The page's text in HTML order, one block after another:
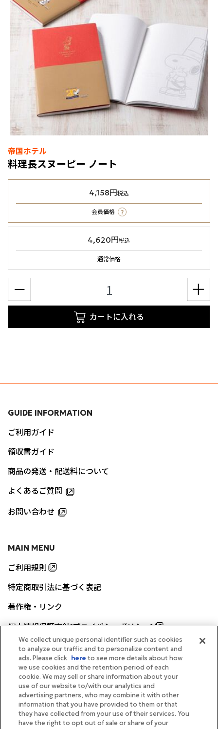
帝国ホテル
料理長スヌーピー ノート
4,158円税込
会員価格 ?
4,620円税込
通常価格
カートに入れる
MAIN MENU
ご利用規則
特定商取引法に基づく表記
著作権・リンク
個人情報保護方針[プライバシーポリシー]
GUIDE INFORMATION
ご利用ガイド
領収書ガイド
商品の発送・配送料について
よくあるご質問
お問い合わせ
帝国ホテル公式サイト
FOLLOW
We collect unique personal identifier such as cookies
to analyze our traffic and to personalize content and
ads. Please click here to see more details about how
we use cookies and the retention period of each
cookie. We may sell or share information about your
use of our website to/with our analytics and
advertising partners, who may combine it with other
information that you have provided to them or that
they have collected from your use of their services. You
have the right to opt out of sale or share of your